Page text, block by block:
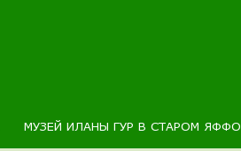
МУЗЕЙ ИЛАНЫ ГУР В СТАРОМ ЯФФО